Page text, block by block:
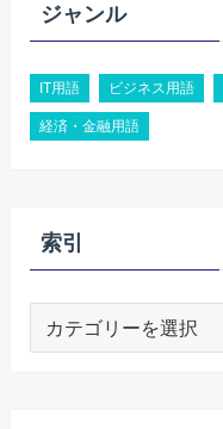
ジャンル
IT用語 ビジネス用語
経済・金融用語
索引